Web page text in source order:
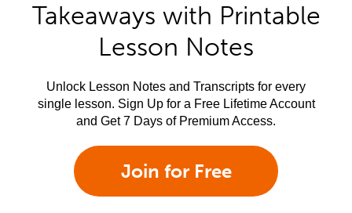
Takeaways with Printable
Lesson Notes
Unlock Lesson Notes and Transcripts for every
single lesson. Sign Up for a Free Lifetime Account
and Get 7 Days of Premium Access.
Join for Free